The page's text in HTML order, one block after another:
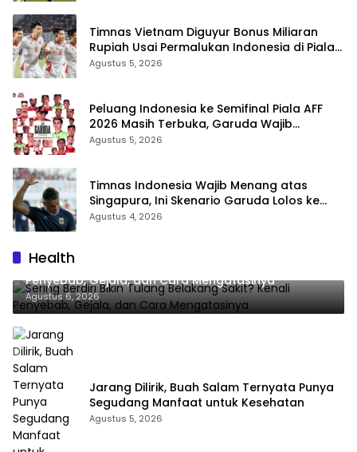
Timnas Vietnam Diguyur Bonus Miliaran
Rupiah Usai Permalukan Indonesia di Piala
AFF 2026
Agustus 5, 2026
Peluang Indonesia ke Semifinal Piala AFF
2026 Masih Terbuka, Garuda Wajib
Taklukkan Singapura
Agustus 5, 2026
Timnas Indonesia Wajib Menang atas
Singapura, Ini Skenario Garuda Lolos ke
Semifinal Piala AFF 2026
Agustus 4, 2026
Health
Sering Berdiri Bikin Tulang Belakang Sakit? Kenali
Penyebab, Gejala, dan Cara Mengatasinya
Agustus 6, 2026
Jarang Dilirik, Buah Salam Ternyata Punya
Segudang Manfaat untuk Kesehatan
Agustus 5, 2026